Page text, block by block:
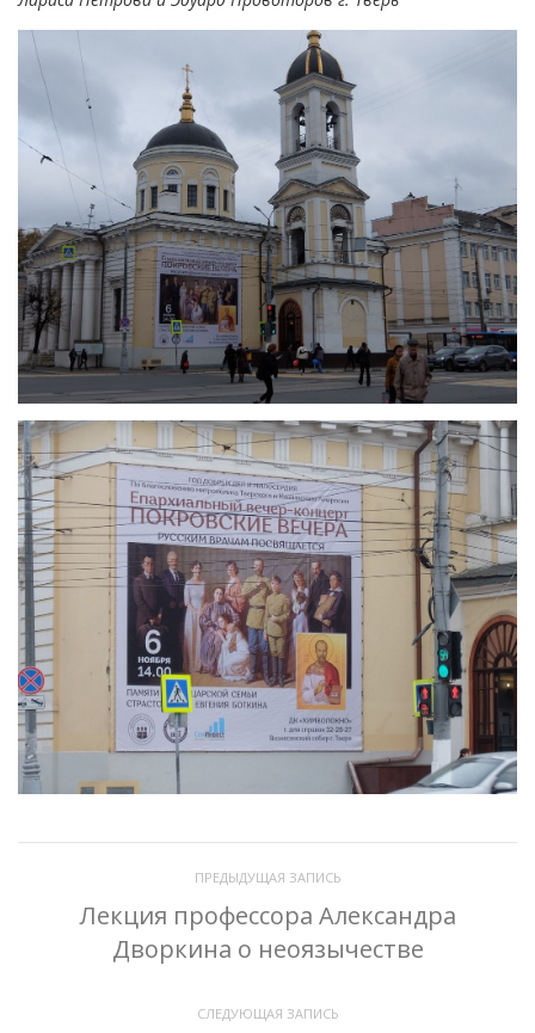
ПРЕДЫДУЩАЯ ЗАПИСЬ
Лекция профессора Александра
Дворкина о неоязычестве
СЛЕДУЮЩАЯ ЗАПИСЬ